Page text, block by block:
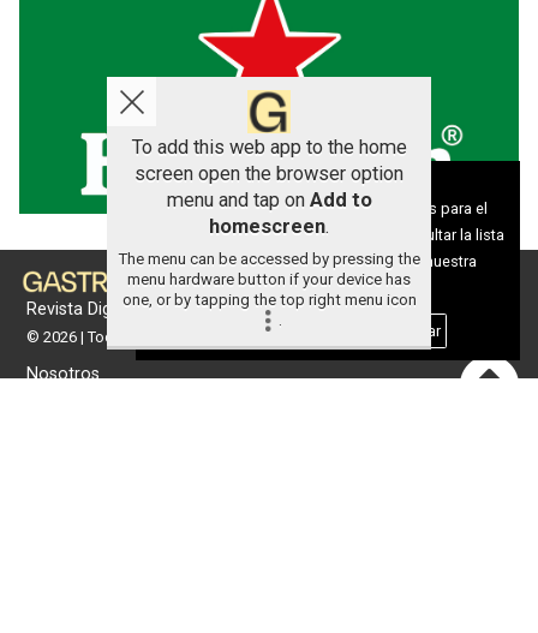
Revista Digital de gastronomía
© 2026 | Todos los derechos reservados
Nosotros
To add this web app to the home
screen open the browser option
menu and tap on Add to
homescreen.
The menu can be accessed by pressing the
menu hardware button if your device has
one, or by tapping the top right menu icon
.
Aviso sobre el Uso de cookies:
Utilizamos cookies nuestras y de terceros para el
funcionamiento del digital. Puedes consultar la lista
de cookies y como desconectarlas. Ver nuestra
Política de Privacidad y Cookies
Aceptar Cookies Personalizar